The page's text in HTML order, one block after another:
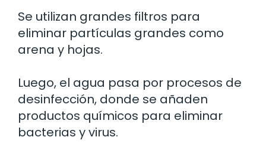
Se utilizan grandes filtros para
eliminar partículas grandes como
arena y hojas.
Luego, el agua pasa por procesos de
desinfección, donde se añaden
productos químicos para eliminar
bacterias y virus.